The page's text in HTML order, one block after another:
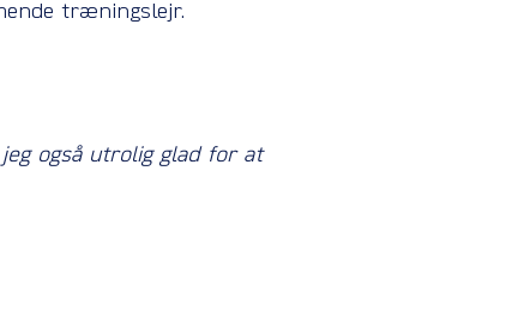
træningslejr.
også utrolig glad for at